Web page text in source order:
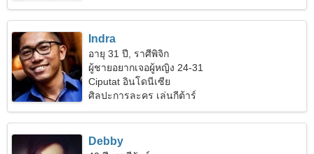
Indra
อายุ 31 ปี, ราศีพิจิก
ผู้ชายอยากเจอผู้หญิง 24-31
Ciputat อินโดนีเซีย
ศิลปะการละคร เล่นกีต้าร์
Debby